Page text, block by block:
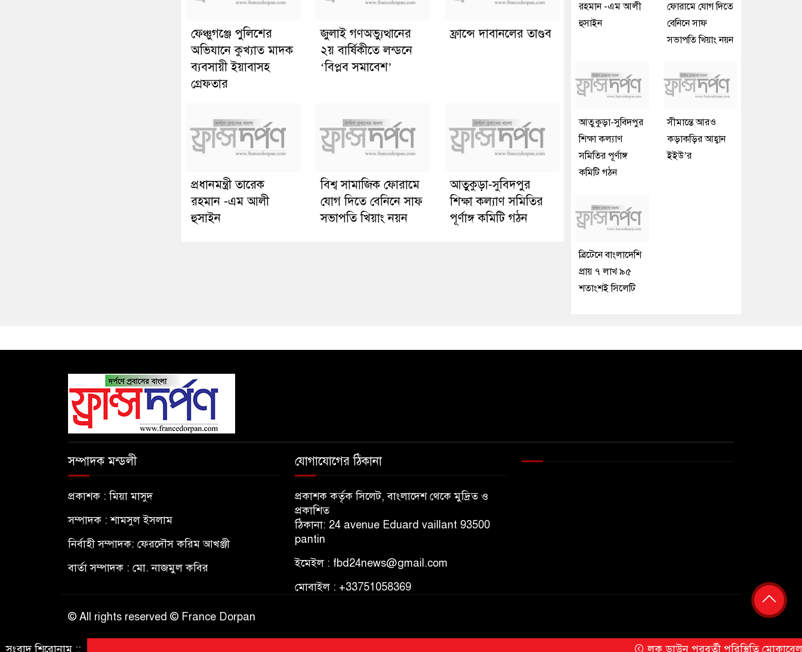
ফেঞ্চুগঞ্জে পুলিশের
অভিযানে কুখ্যাত মাদক
ব্যবসায়ী ইয়াবাসহ
গ্রেফতার
জুলাই গণঅভ্যুত্থানের
২য় বার্ষিকীতে লন্ডনে
‘বিপ্লব সমাবেশ’
ফ্রান্সে দাবানলের তাণ্ডব
প্রধানমন্ত্রী তারেক
রহমান -এম আলী
হুসাইন
বিশ্ব সামাজিক ফোরামে
যোগ দিতে বেনিনে সাফ
সভাপতি খিয়াং নয়ন
আতুকুড়া-সুবিদপুর
শিক্ষা কল্যাণ সমিতির
পূর্ণাঙ্গ কমিটি গঠন
রহমান -এম আলী
হুসাইন
ফোরামে যোগ দিতে
বেনিনে সাফ
সভাপতি খিয়াং নয়ন
আতুকুড়া-সুবিদপুর
শিক্ষা কল্যাণ
সমিতির পূর্ণাঙ্গ
কমিটি গঠন
সীমান্তে আরও
কড়াকড়ির আহ্বান
ইইউ’র
ব্রিটেনে বাংলাদেশি
প্রায় ৭ লাখ ৯৫
শতাংশই সিলেটি
সম্পাদক মন্ডলী
প্রকাশক : মিয়া মাসুদ
সম্পাদক : শামসুল ইসলাম
নির্বাহী সম্পাদক: ফেরদৌস করিম আখঞ্জী
বার্তা সম্পাদক : মো. নাজমুল কবির
যোগাযোগের ঠিকানা
প্রকাশক কর্তৃক সিলেট, বাংলাদেশ থেকে মুদ্রিত ও
প্রকাশিত
ঠিকানা: 24 avenue Eduard vaillant 93500
pantin
ইমেইল : fbd24news@gmail.com
মোবাইল : +33751058369
© All rights reserved © France Dorpan
সংবাদ শিরোনাম :: লক ডাউন পরবর্তী পরিস্থিতি মোকাবেলায়